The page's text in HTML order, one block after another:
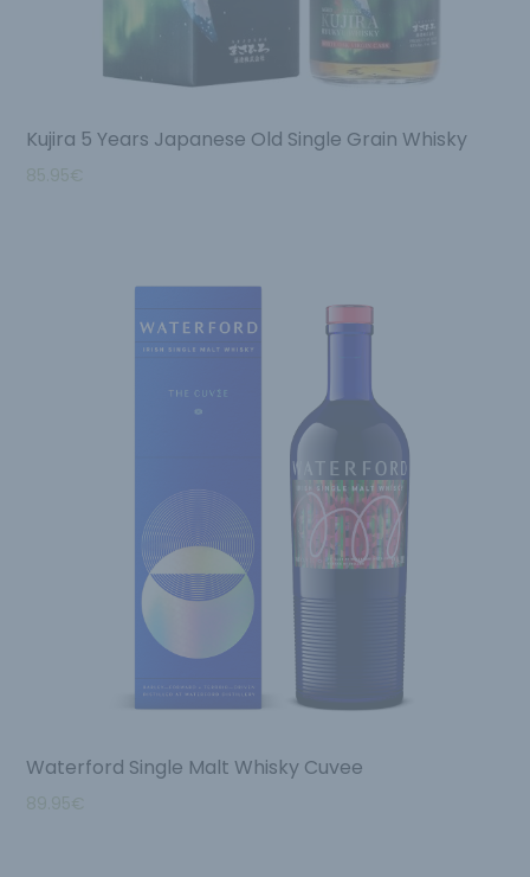
Kujira 5 Years Japanese Old Single Grain Whisky
85.95€
Waterford Single Malt Whisky Cuvee
89.95€